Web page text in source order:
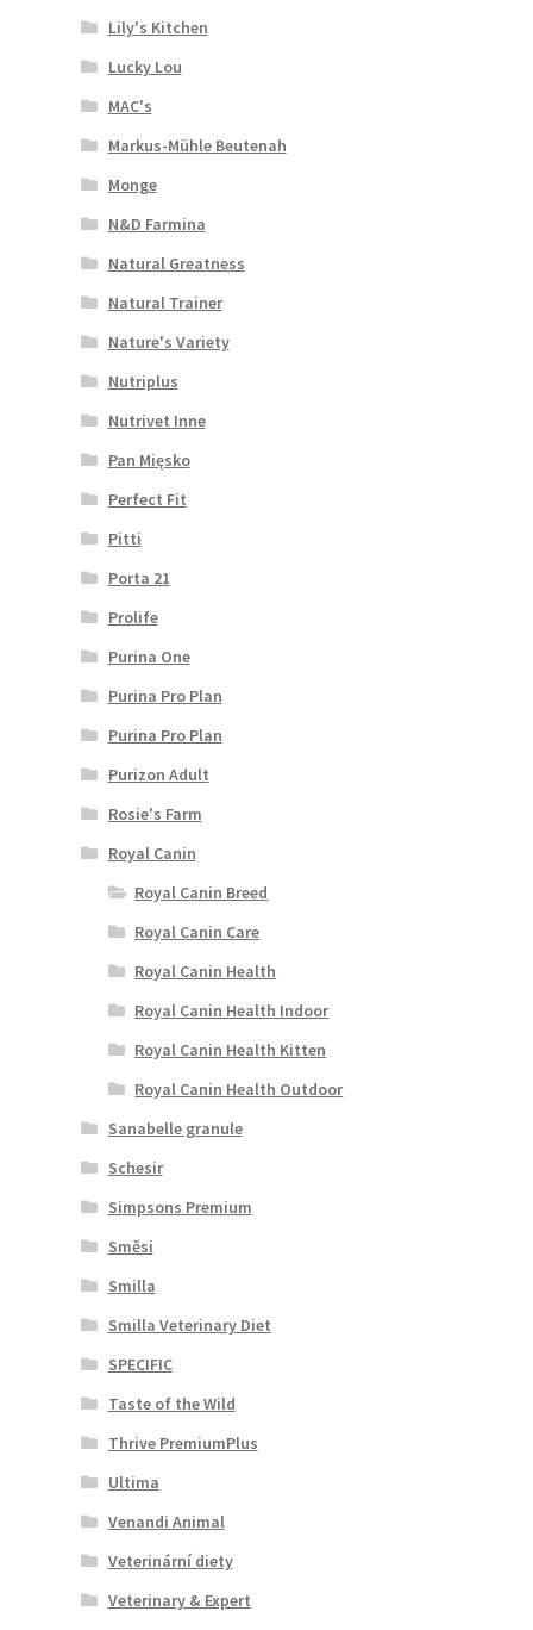
Lily's Kitchen
Lucky Lou
MAC's
Markus-Mühle Beutenah
Monge
N&D Farmina
Natural Greatness
Natural Trainer
Nature's Variety
Nutriplus
Nutrivet Inne
Pan Mięsko
Perfect Fit
Pitti
Porta 21
Prolife
Purina One
Purina Pro Plan
Purina Pro Plan
Purizon Adult
Rosie's Farm
Royal Canin
Royal Canin Breed
Royal Canin Care
Royal Canin Health
Royal Canin Health Indoor
Royal Canin Health Kitten
Royal Canin Health Outdoor
Sanabelle granule
Schesir
Simpsons Premium
Směsi
Smilla
Smilla Veterinary Diet
SPECIFIC
Taste of the Wild
Thrive PremiumPlus
Ultima
Venandi Animal
Veterinární diety
Veterinary & Expert